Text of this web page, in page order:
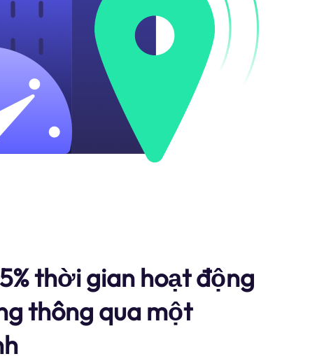
thời gian hoạt động
thông qua một